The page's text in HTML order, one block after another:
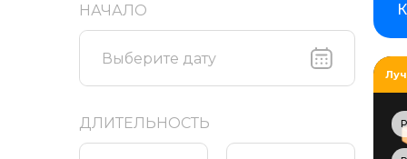
Skillbox
XYZ School
Академия Эдюсон
Международная школа
НАЧАЛО
ДЛИТЕЛЬНОСТЬ